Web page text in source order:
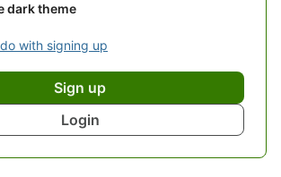
dark theme
with signing up
Sign up
Login